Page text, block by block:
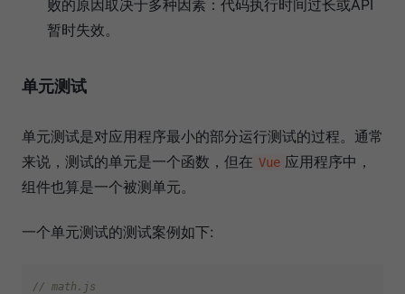
败的原因取决于多种因素：代码执行时间过长或API
暂时失效。
单元测试
单元测试是对应用程序最小的部分运行测试的过程。通常
来说，测试的单元是一个函数，但在 Vue 应用程序中，
组件也算是一个被测单元。
一个单元测试的测试案例如下:
// math.js